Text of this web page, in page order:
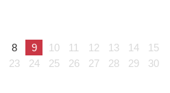
8 9 10 11 12 13 14
15
23 24 25 26 27 28 29
30